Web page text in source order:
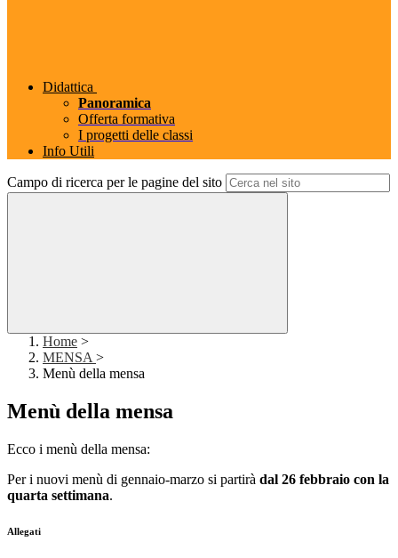
Didattica
Panoramica
Offerta formativa
I progetti delle classi
Info Utili
Campo di ricerca per le pagine del sito
Home >
MENSA >
Menù della mensa
Menù della mensa
Ecco i menù della mensa:
Per i nuovi menù di gennaio-marzo si partirà dal 26 febbraio con la
quarta settimana.
Allegati